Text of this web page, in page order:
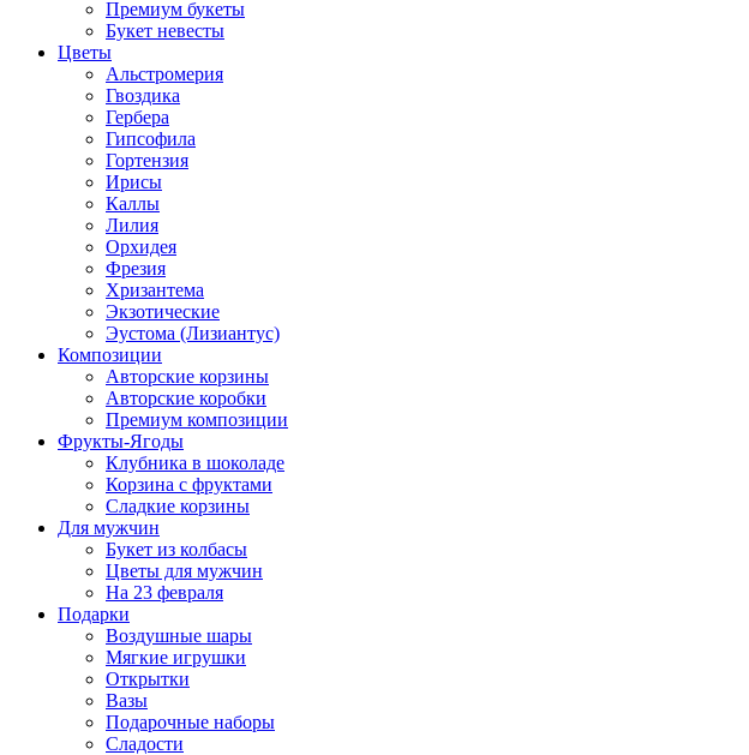
Премиум букеты
Букет невесты
Цветы
Альстромерия
Гвоздика
Гербера
Гипсофила
Гортензия
Ирисы
Каллы
Лилия
Орхидея
Фрезия
Хризантема
Экзотические
Эустома (Лизиантус)
Композиции
Авторские корзины
Авторские коробки
Премиум композиции
Фрукты-Ягоды
Клубника в шоколаде
Корзина с фруктами
Сладкие корзины
Для мужчин
Букет из колбасы
Цветы для мужчин
На 23 февраля
Подарки
Воздушные шары
Мягкие игрушки
Открытки
Вазы
Подарочные наборы
Сладости